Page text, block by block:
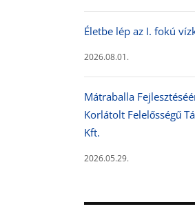
Életbe lép az I. fokú
2026.08.01.
Mátraballa
Korlátolt Felelősségű
Kft.
2026.05.29.